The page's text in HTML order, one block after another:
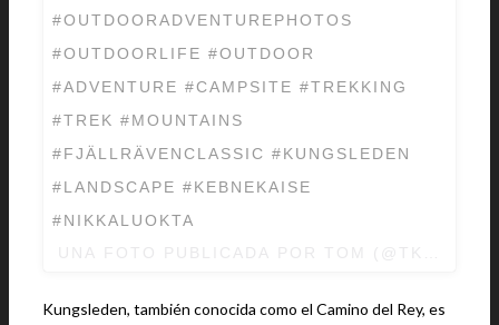
#OUTDOORADVENTUREPHOTOS
#OUTDOORLIFE #OUTDOOR
#ADVENTURE #CAMPSITE #TREKKING
#TREK #MOUNTAINS
#FJÄLLRÄVENCLASSIC #KUNGSLEDEN
#LANDSCAPE #KEBNEKAISE
#NIKKALUOKTA
Kungsleden, también conocida como el Camino del Rey, es